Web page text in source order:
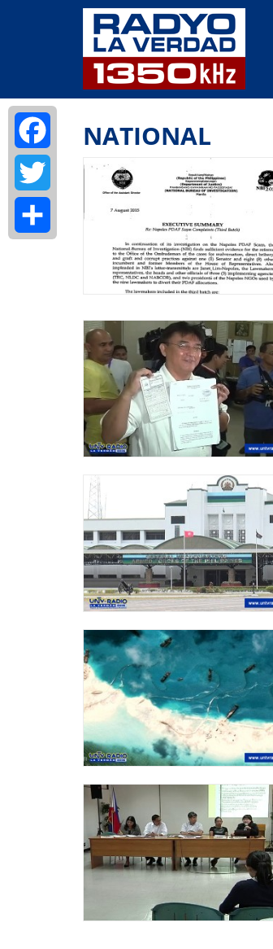
NATIONAL
Facebook
Twitter